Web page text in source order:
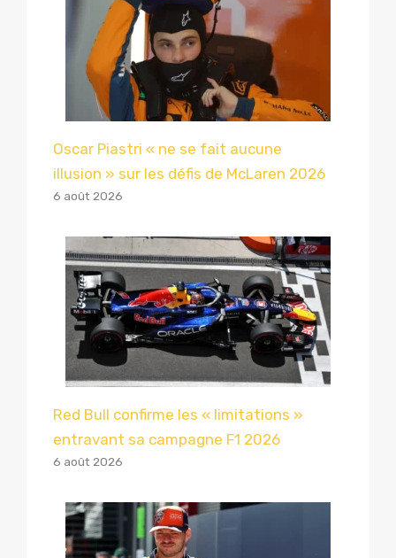
Oscar Piastri « ne se fait aucune
illusion » sur les défis de McLaren 2026
6 août 2026
Red Bull confirme les « limitations »
entravant sa campagne F1 2026
6 août 2026